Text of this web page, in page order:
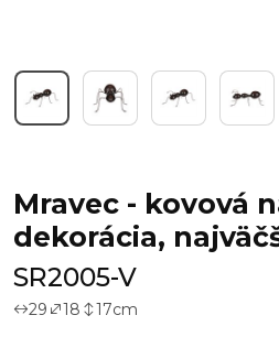
Mravec - kovová
dekorácia,
SR2005-V
29 18 17cm